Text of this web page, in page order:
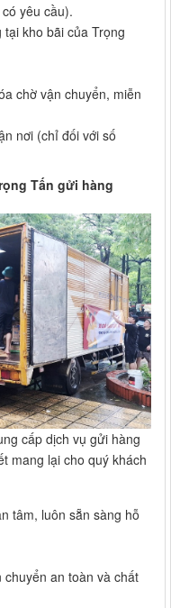
yêu cầu).
kho bãi của Trọng
chờ vận chuyển, miễn
nơi (chỉ đối với số
Tấn gửi hàng
cấp dịch vụ gửi hàng
mang lại cho quý khách
tâm, luôn sẵn sàng hỗ
an toàn và chất